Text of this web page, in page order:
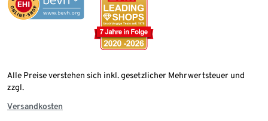
Alle Preise verstehen sich inkl. gesetzlicher Mehrwertsteuer und
zzgl.
Versandkosten